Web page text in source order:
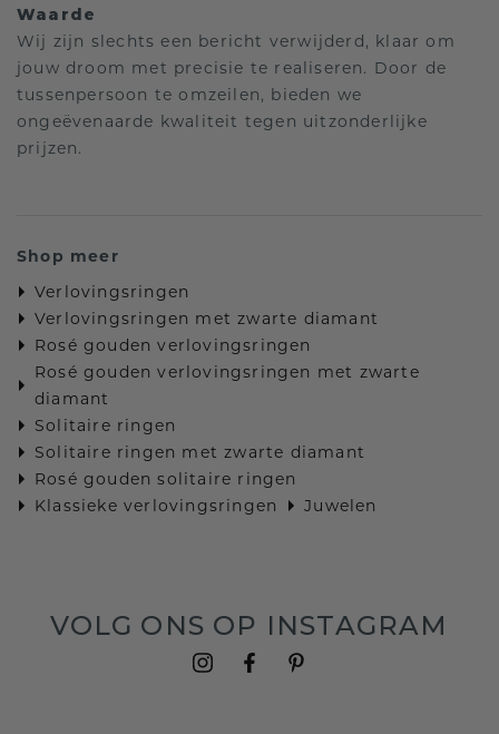
Waarde
Wij zijn slechts een bericht verwijderd, klaar om
jouw droom met precisie te realiseren. Door de
tussenpersoon te omzeilen, bieden we
ongeëvenaarde kwaliteit tegen uitzonderlijke
prijzen.
Shop meer
Verlovingsringen
Verlovingsringen met zwarte diamant
Rosé gouden verlovingsringen
Rosé gouden verlovingsringen met zwarte
diamant
Solitaire ringen
Solitaire ringen met zwarte diamant
Rosé gouden solitaire ringen
Klassieke verlovingsringen
Juwelen
VOLG ONS OP INSTAGRAM